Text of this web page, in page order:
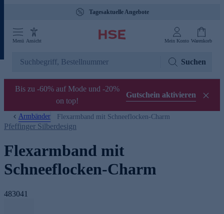
Tagesaktuelle Angebote
Menü Ansicht Mein Konto Warenkorb
Suchen
Bis zu -60% auf Mode und -20%
on top!
Gutschein aktivieren
Armbänder Flexarmband mit Schneeflocken-Charm
Pfeffinger Silberdesign
Flexarmband mit
Schneeflocken-Charm
483041